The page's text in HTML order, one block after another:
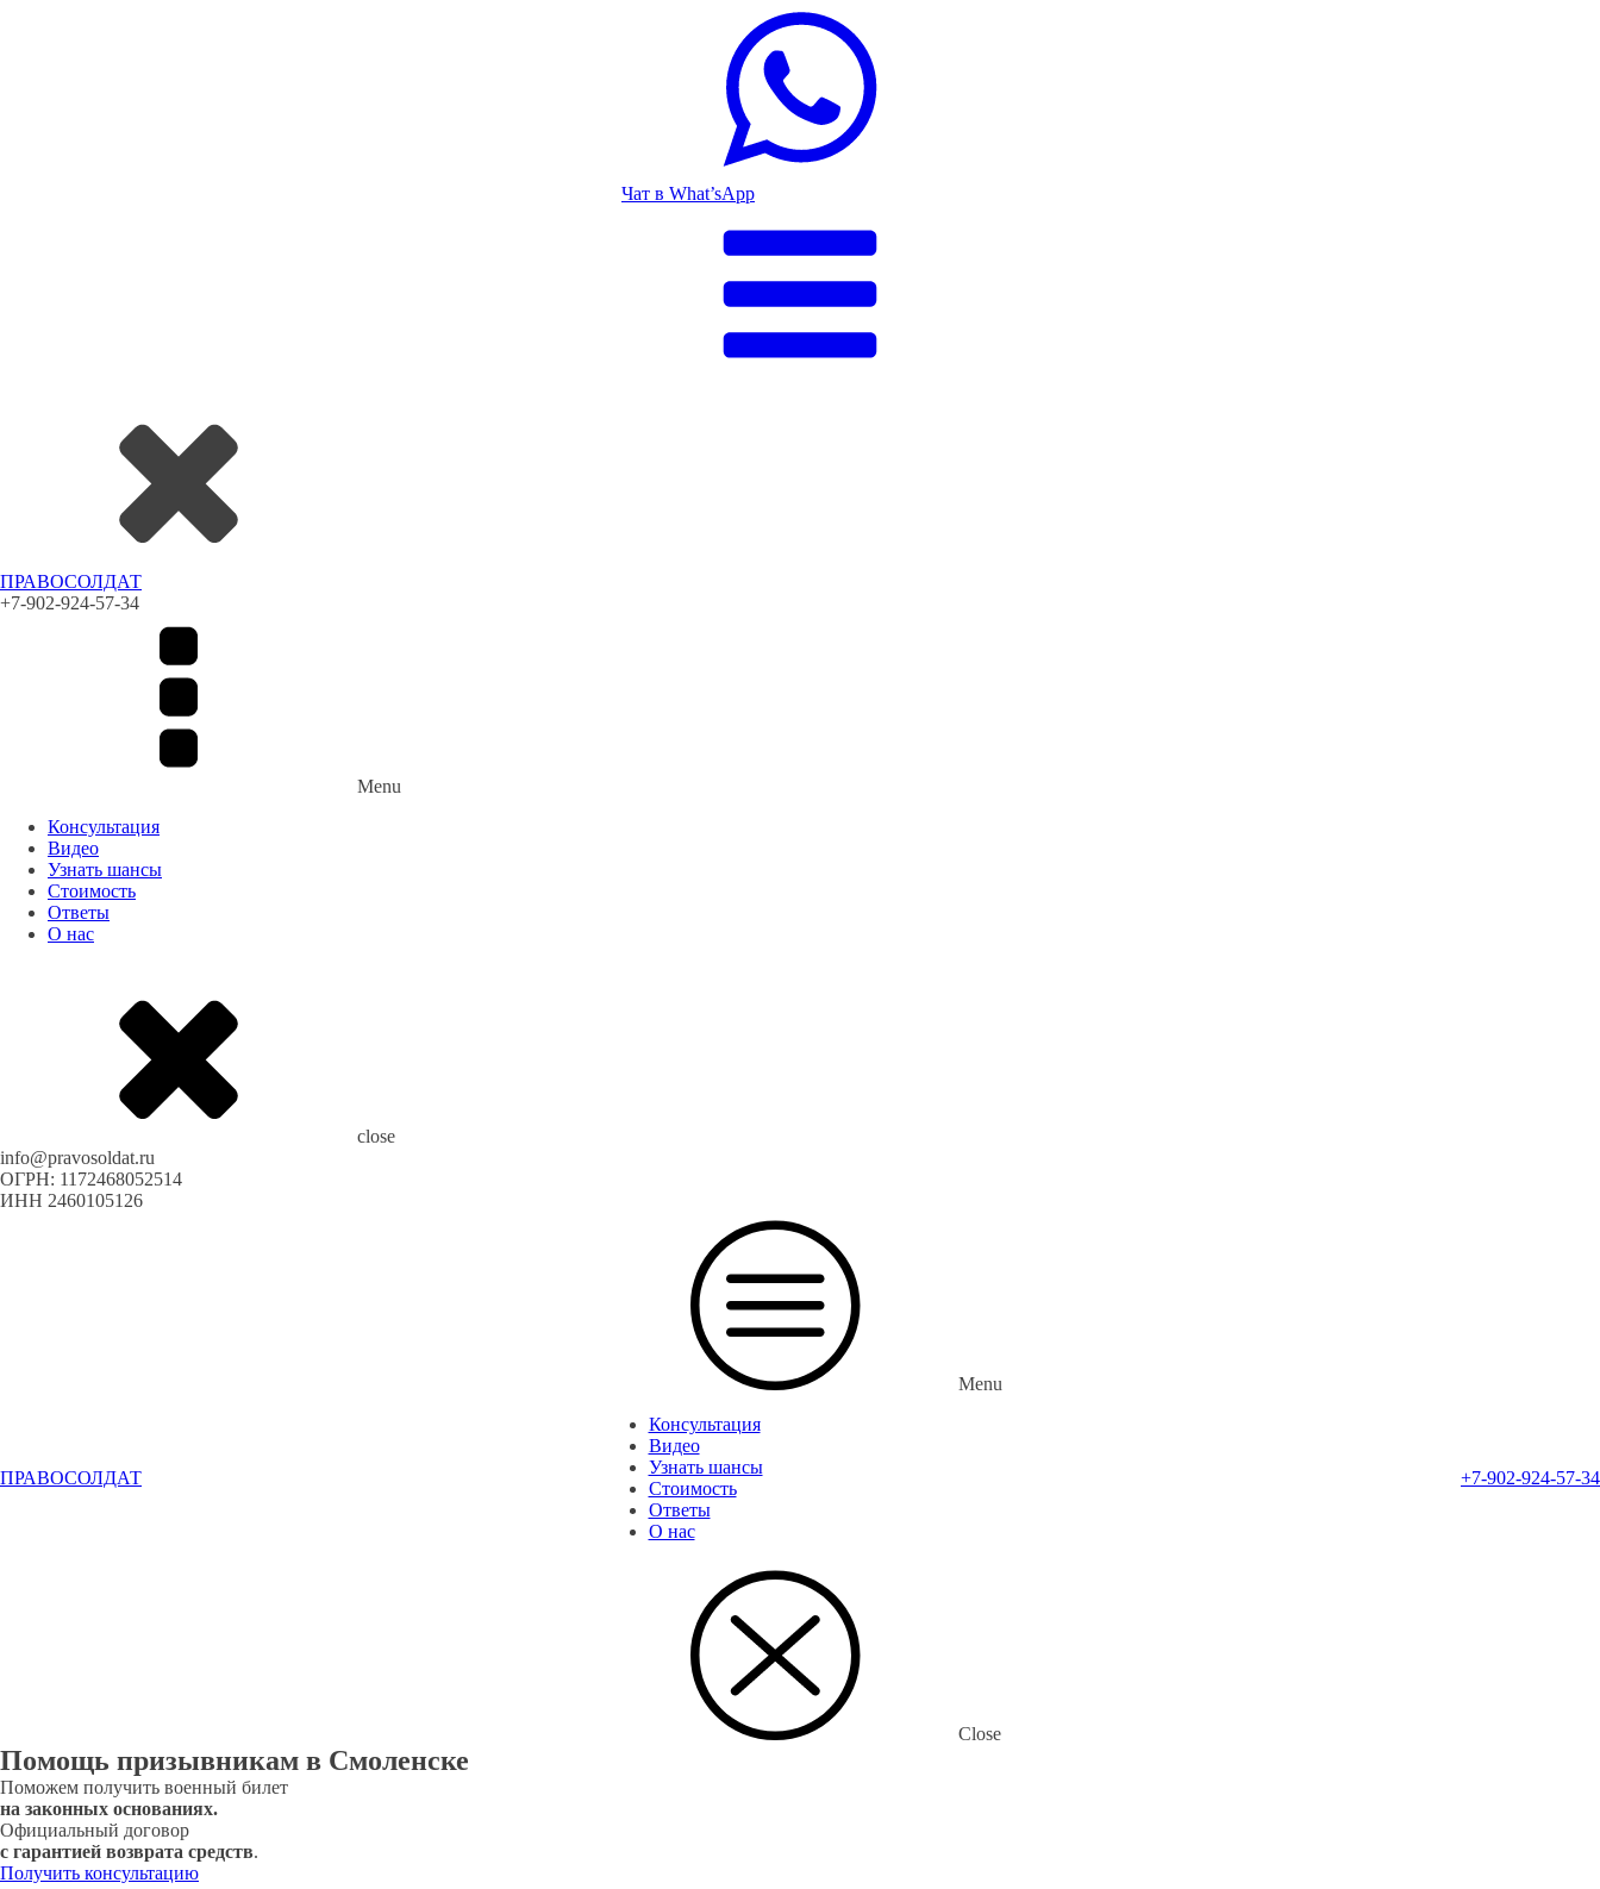
Чат в What’sApp
ПРАВОСОЛДАТ
+7-902-924-57-34
Menu
Консультация
Видео
Узнать шансы
Стоимость
Ответы
О нас
close
info@pravosoldat.ru
ОГРН: 1172468052514
ИНН 2460105126
ПРАВОСОЛДАТ
Menu
Консультация
Видео
Узнать шансы
Стоимость
Ответы
О нас
Close
+7-902-924-57-34
Помощь призывникам в Смоленске
Поможем получить военный билет
на законных основаниях.
Официальный договор
с гарантией возврата средств.
Получить консультацию